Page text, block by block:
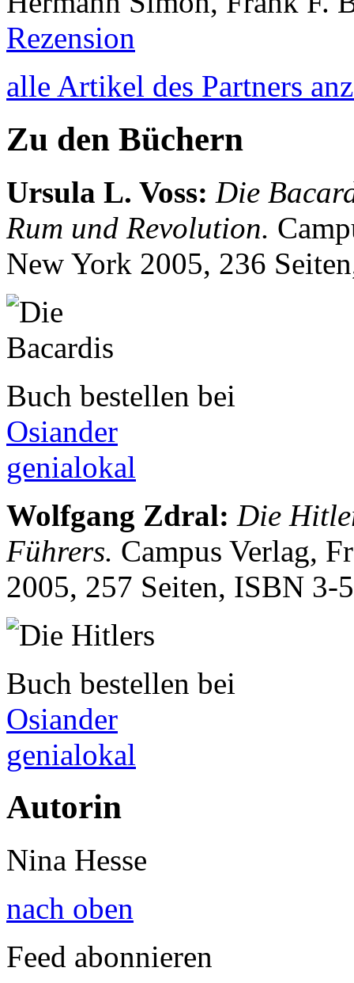
Rezension
alle Artikel des Partners
Zu den Büchern
Ursula L. Voss: Die
Rum und Revolution.
New York 2005, 236
Buch bestellen bei
Osiander
genialokal
Wolfgang Zdral: Die
Führers. Campus Verlag,
2005, 257 Seiten, ISBN 3-
Buch bestellen bei
Osiander
genialokal
Autorin
Nina Hesse
nach oben
Feed abonnieren